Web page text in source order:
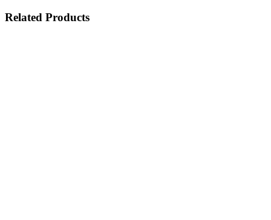
Related Products